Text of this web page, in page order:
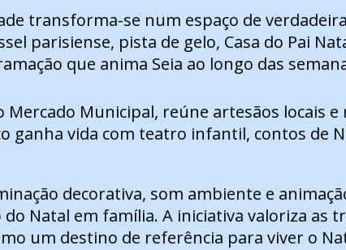
transforma-se num espaço de
parisiense, pista de gelo, Casa do Pai
que anima Seia ao longo das
Municipal, reúne artesãos locais
ganha vida com teatro infantil, contos
decorativa, som ambiente e
Natal em família. A iniciativa valoriza as
um destino de referência para viver o